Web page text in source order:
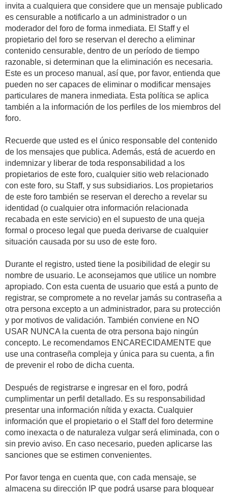
invita a cualquiera que considere que un mensaje publicado
es censurable a notificarlo a un administrador o un
moderador del foro de forma inmediata. El Staff y el
propietario del foro se reservan el derecho a eliminar
contenido censurable, dentro de un período de tiempo
razonable, si determinan que la eliminación es necesaria.
Este es un proceso manual, así que, por favor, entienda que
pueden no ser capaces de eliminar o modificar mensajes
particulares de manera inmediata. Esta política se aplica
también a la información de los perfiles de los miembros del
foro.
Recuerde que usted es el único responsable del contenido
de los mensajes que publica. Además, está de acuerdo en
indemnizar y liberar de toda responsabilidad a los
propietarios de este foro, cualquier sitio web relacionado
con este foro, su Staff, y sus subsidiarios. Los propietarios
de este foro también se reservan el derecho a revelar su
identidad (o cualquier otra información relacionada
recabada en este servicio) en el supuesto de una queja
formal o proceso legal que pueda derivarse de cualquier
situación causada por su uso de este foro.
Durante el registro, usted tiene la posibilidad de elegir su
nombre de usuario. Le aconsejamos que utilice un nombre
apropiado. Con esta cuenta de usuario que está a punto de
registrar, se compromete a no revelar jamás su contraseña a
otra persona excepto a un administrador, para su protección
y por motivos de validación. También conviene en NO
USAR NUNCA la cuenta de otra persona bajo ningún
concepto. Le recomendamos ENCARECIDAMENTE que
use una contraseña compleja y única para su cuenta, a fin
de prevenir el robo de dicha cuenta.
Después de registrarse e ingresar en el foro, podrá
cumplimentar un perfil detallado. Es su responsabilidad
presentar una información nítida y exacta. Cualquier
información que el propietario o el Staff del foro determine
como inexacta o de naturaleza vulgar será eliminada, con o
sin previo aviso. En caso necesario, pueden aplicarse las
sanciones que se estimen convenientes.
Por favor tenga en cuenta que, con cada mensaje, se
almacena su dirección IP que podrá usarse para bloquear